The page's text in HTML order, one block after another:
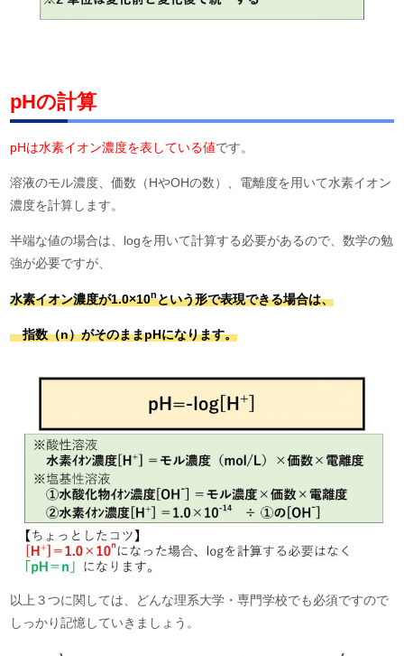
pHの計算
pHは水素イオン濃度を表している値です。
溶液のモル濃度、価数（HやOHの数）、電離度を用いて水素イオン
濃度を計算します。
半端な値の場合は、logを用いて計算する必要があるので、数学の勉
強が必要ですが、
水素イオン濃度が1.0×10nという形で表現できる場合は、
指数（n）がそのままpHになります。
以上３つに関しては、どんな理系大学・専門学校でも必須ですので
しっかり記憶していきましょう。